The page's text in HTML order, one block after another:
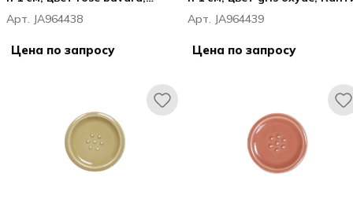
Кантин / Cantine
Арт. JA964438
Цена по запросу
/ Cantine
Арт. JA964439
Цена по запросу